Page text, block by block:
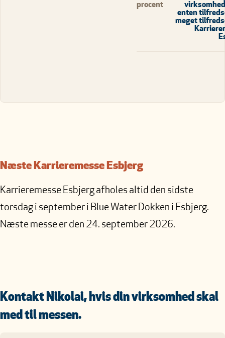
procent
enten
meget
Næste Karrieremesse Esbjerg
Karrieremesse Esbjerg afholes altid den sidste
torsdag i september i Blue Water Dokken i Esbjerg.
Næste messe er den 24. september 2026.
Kontakt Nikolai, hvis din virksomhed skal
med til messen.